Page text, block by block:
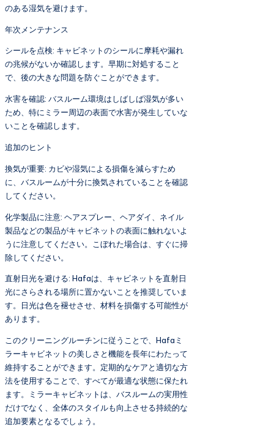
のある湿気を避けます。
年次メンテナンス
シールを点検: キャビネットのシールに摩耗や漏れ
の兆候がないか確認します。早期に対処すること
で、後の大きな問題を防ぐことができます。
水害を確認: バスルーム環境はしばしば湿気が多い
ため、特にミラー周辺の表面で水害が発生していな
いことを確認します。
追加のヒント
換気が重要: カビや湿気による損傷を減らすため
に、バスルームが十分に換気されていることを確認
してください。
化学製品に注意: ヘアスプレー、ヘアダイ、ネイル
製品などの製品がキャビネットの表面に触れないよ
うに注意してください。こぼれた場合は、すぐに掃
除してください。
直射日光を避ける: Hafaは、キャビネットを直射日
光にさらされる場所に置かないことを推奨していま
す。日光は色を褪せさせ、材料を損傷する可能性が
あります。
このクリーニングルーチンに従うことで、Hafaミ
ラーキャビネットの美しさと機能を長年にわたって
維持することができます。定期的なケアと適切な方
法を使用することで、すべてが最適な状態に保たれ
ます。ミラーキャビネットは、バスルームの実用性
だけでなく、全体のスタイルも向上させる持続的な
追加要素となるでしょう。